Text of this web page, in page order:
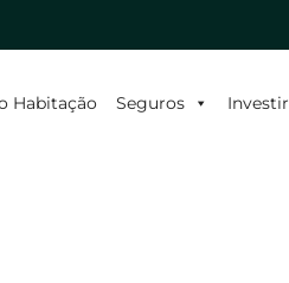
Habitação Seguros Investir